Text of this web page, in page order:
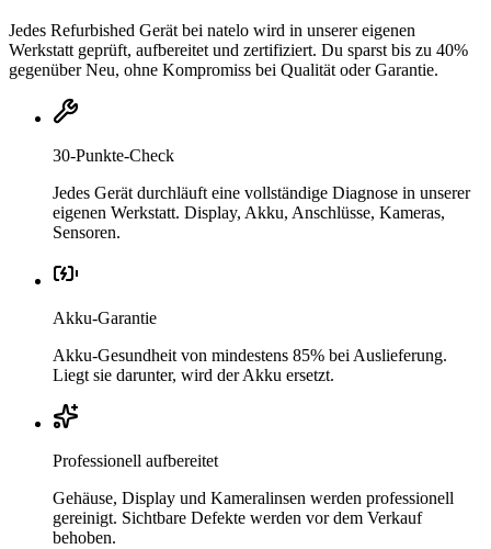
Jedes Refurbished Gerät bei natelo wird in unserer eigenen
Werkstatt geprüft, aufbereitet und zertifiziert. Du sparst bis zu 40%
gegenüber Neu, ohne Kompromiss bei Qualität oder Garantie.
30-Punkte-Check
Jedes Gerät durchläuft eine vollständige Diagnose in unserer
eigenen Werkstatt. Display, Akku, Anschlüsse, Kameras,
Sensoren.
Akku-Garantie
Akku-Gesundheit von mindestens 85% bei Auslieferung.
Liegt sie darunter, wird der Akku ersetzt.
Professionell aufbereitet
Gehäuse, Display und Kameralinsen werden professionell
gereinigt. Sichtbare Defekte werden vor dem Verkauf
behoben.